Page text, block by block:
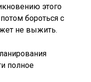
этого
бороться с
не выжить.
полное